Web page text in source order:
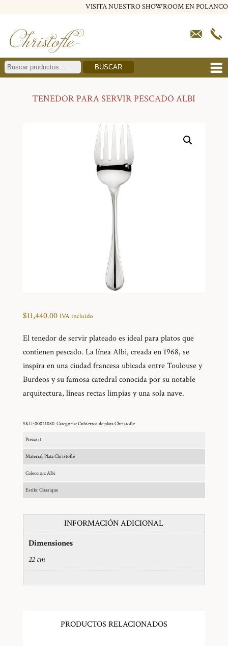
VISITA NUESTRO SHOWROOM EN POLANCO
BUSCAR
TENEDOR PARA SERVIR PESCADO ALBI
$11,440.00 IVA incluido
El tenedor de servir plateado es ideal para platos que
contienen pescado. La línea Albi, creada en 1968, se
inspira en una ciudad francesa ubicada entre Toulouse y
Burdeos y su famosa catedral conocida por su notable
arquitectura, líneas rectas limpias y una sola nave.
SKU:00021080 Categoría:Cubiertos de plata Christofle
Piezas: 1
Material: Plata Christofle
Coleccion: Albi
Estilo: Classique
INFORMACIÓN ADICIONAL
Dimensiones
22 cm
PRODUCTOS RELACIONADOS